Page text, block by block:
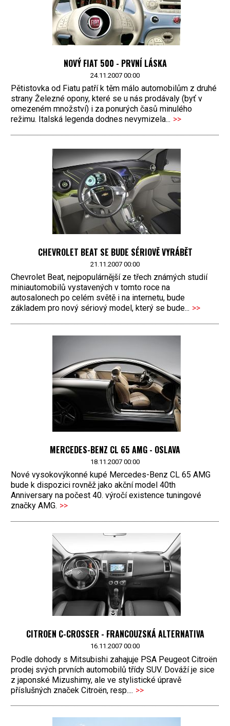
NOVÝ FIAT 500 - PRVNÍ LÁSKA
24.11.2007 00:00
Pětistovka od Fiatu patří k těm málo automobilům z druhé
strany Železné opony, které se u nás prodávaly (byť v
omezeném množství) i za ponurých časů minulého
režimu. Italská legenda dodnes nevymizela... >>
CHEVROLET BEAT SE BUDE SÉRIOVĚ VYRÁBĚT
21.11.2007 00:00
Chevrolet Beat, nejpopulárnější ze třech známých studií
miniautomobilů vystavených v tomto roce na
autosalonech po celém světě i na internetu, bude
základem pro nový sériový model, který se bude... >>
MERCEDES-BENZ CL 65 AMG - OSLAVA
18.11.2007 00:00
Nové vysokovýkonné kupé Mercedes-Benz CL 65 AMG
bude k dispozici rovněž jako akční model 40th
Anniversary na počest 40. výročí existence tuningové
značky AMG. >>
CITROEN C-CROSSER - FRANCOUZSKÁ ALTERNATIVA
16.11.2007 00:00
Podle dohody s Mitsubishi zahajuje PSA Peugeot Citroën
prodej svých prvních automobilů třídy SUV. Dováží je sice
z japonské Mizushimy, ale ve stylistické úpravě
příslušných značek Citroën, resp.... >>